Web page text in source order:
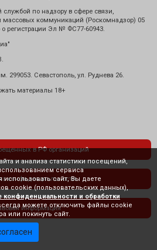
по надзору в сфере связи,
коммуникаций (Роскомнадзор) 05
о регистрации Эл № ФС77-60943.
299053. Севастополь, ул. Руднева 26.
материалы 18+
в РФ организаций
конфиденциальности
информация
и анализа статистики посещений,
сервиса
сайт, Вы даете
cookie (пользовательских данных),
конфиденциальности и обработки
можете отключить файлы cookie
или покинуть сайт.